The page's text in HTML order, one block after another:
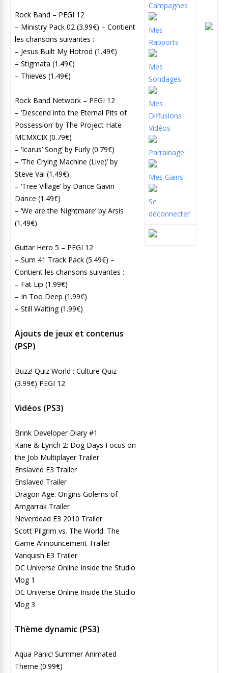
Rock Band – PEGI 12
– Ministry Pack 02 (3.99€) – Contient
les chansons suivantes :
– Jesus Built My Hotrod (1.49€)
– Stigmata (1.49€)
– Thieves (1.49€)
Rock Band Network – PEGI 12
– ’Descend into the Eternal Pits of
Possession’ by The Project Hate
MCMXCIX (0.79€)
– ‘Icarus’ Song’ by Furly (0.79€)
– ‘The Crying Machine (Live)’ by
Steve Vai (1.49€)
– ‘Tree Village’ by Dance Gavin
Dance (1.49€)
– ‘We are the Nightmare’ by Arsis
(1.49€)
Guitar Hero 5 – PEGI 12
– Sum 41 Track Pack (5.49€) –
Contient les chansons suivantes :
– Fat Lip (1.99€)
– In Too Deep (1.99€)
– Still Waiting (1.99€)
Ajouts de jeux et contenus
(PSP)
Buzz! Quiz World : Culture Quiz
(3.99€) PEGI 12
Vidéos (PS3)
Brink Developer Diary #1
Kane & Lynch 2: Dog Days Focus on
the Job Multiplayer Trailer
Enslaved E3 Trailer
Enslaved Trailer
Dragon Age: Origins Golems of
Amgarrak Trailer
Neverdead E3 2010 Trailer
Scott Pilgrim vs. The World: The
Game Announcement Trailer
Vanquish E3 Trailer
DC Universe Online Inside the Studio
Vlog 1
DC Universe Online Inside the Studio
Vlog 3
Thème dynamic (PS3)
Aqua Panic! Summer Animated
Theme (0.99€)
Campagnes
Mes
Rapports
Mes
Sondages
Mes
Diffusions
Vidéos
Parrainage
Mes Gains
Se
déconnecter